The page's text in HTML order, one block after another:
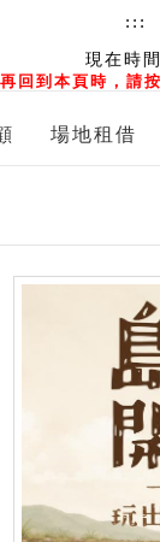
現在時
回到本頁時，請
:::
場地租借